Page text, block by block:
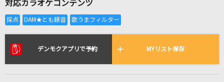
リアルタイムで歌われている曲の一覧
2020
対応カラオケコンテンツ
デンモクアプリで予約 MYリスト保存